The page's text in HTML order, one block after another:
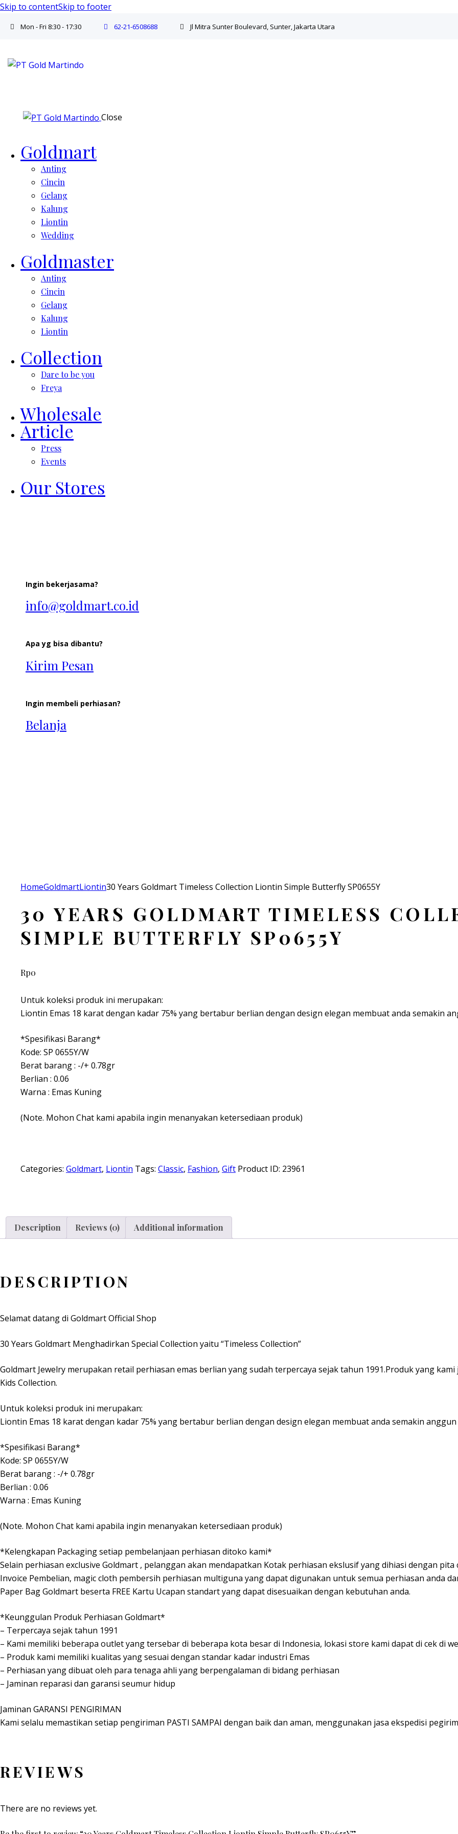
Skip to contentSkip to footer
Mon - Fri 8:30 - 17:30 62-21-6508688 Jl Mitra Sunter Boulevard, Sunter, Jakarta Utara
Close
Goldmart
Anting
Cincin
Gelang
Kalung
Liontin
Wedding
Goldmaster
Anting
Cincin
Gelang
Kalung
Liontin
Collection
Dare to be you
Freya
Wholesale
Article
Press
Events
Our Stores
Ingin bekerjasama?
info@goldmart.co.id
Apa yg bisa dibantu?
Kirim Pesan
Ingin membeli perhiasan?
Belanja
HomeGoldmartLiontin30 Years Goldmart Timeless Collection Liontin Simple Butterfly SP0655Y
30 YEARS GOLDMART TIMELESS
SIMPLE BUTTERFLY SP0655Y
Rp0
Untuk koleksi produk ini merupakan:
Liontin Emas 18 karat dengan kadar 75% yang bertabur berlian dengan design elegan membuat anda semakin
*Spesifikasi Barang*
Kode: SP 0655Y/W
Berat barang : -/+ 0.78gr
Berlian : 0.06
Warna : Emas Kuning
(Note. Mohon Chat kami apabila ingin menanyakan ketersediaan produk)
Categories: Goldmart, Liontin Tags: Classic, Fashion, Gift Product ID: 23961
Description Reviews (0) Additional information
DESCRIPTION
Selamat datang di Goldmart Official Shop
30 Years Goldmart Menghadirkan Special Collection yaitu “Timeless Collection”
Goldmart Jewelry merupakan retail perhiasan emas berlian yang sudah terpercaya sejak tahun 1991.Produk yang
Kids Collection.
Untuk koleksi produk ini merupakan:
Liontin Emas 18 karat dengan kadar 75% yang bertabur berlian dengan design elegan membuat anda semakin anggun
*Spesifikasi Barang*
Kode: SP 0655Y/W
Berat barang : -/+ 0.78gr
Berlian : 0.06
Warna : Emas Kuning
(Note. Mohon Chat kami apabila ingin menanyakan ketersediaan produk)
*Kelengkapan Packaging setiap pembelanjaan perhiasan ditoko kami*
Selain perhiasan exclusive Goldmart , pelanggan akan mendapatkan Kotak perhiasan ekslusif yang dihiasi dengan
Invoice Pembelian, magic cloth pembersih perhiasan multiguna yang dapat digunakan untuk semua perhiasan anda
Paper Bag Goldmart beserta FREE Kartu Ucapan standart yang dapat disesuaikan dengan kebutuhan anda.
*Keunggulan Produk Perhiasan Goldmart*
– Terpercaya sejak tahun 1991
– Kami memiliki beberapa outlet yang tersebar di beberapa kota besar di Indonesia, lokasi store kami dapat di cek di
– Produk kami memiliki kualitas yang sesuai dengan standar kadar industri Emas
– Perhiasan yang dibuat oleh para tenaga ahli yang berpengalaman di bidang perhiasan
– Jaminan reparasi dan garansi seumur hidup
Jaminan GARANSI PENGIRIMAN
Kami selalu memastikan setiap pengiriman PASTI SAMPAI dengan baik dan aman, menggunakan jasa ekspedisi
REVIEWS
There are no reviews yet.